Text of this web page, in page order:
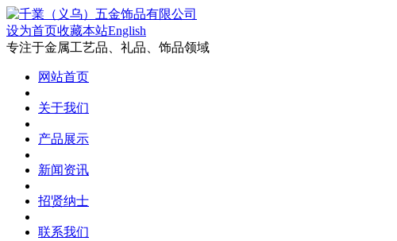
设为首页收藏本站English
专注于金属工艺品、礼品、饰品领域
网站首页
关于我们
产品展示
新闻资讯
招贤纳士
联系我们